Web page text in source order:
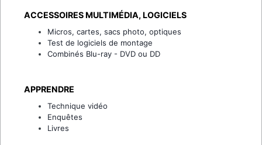
ACCESSOIRES MULTIMÉDIA, LOGICIELS
Micros, cartes, sacs photo, optiques
Test de logiciels de montage
Combinés Blu-ray - DVD ou DD
APPRENDRE
Technique vidéo
Enquêtes
Livres